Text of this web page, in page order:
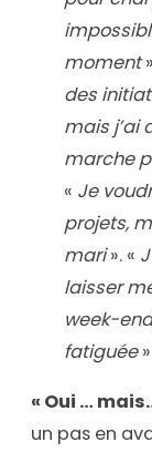
moment
des
mais j’ai
marche
« Je
projets,
mari». «
laisser
week-
fatiguée»
« Oui …
un pas en